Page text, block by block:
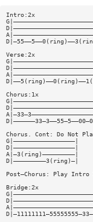
Intro:2x
Verse:2x
Chorus:1x
Chorus. Cont: Do Not
G|—————————————————|
D|—————————————————|
A|—3(ring)—————————|
D|—————————3(ring)—|
Post—Chorus: Play Intro
Bridge:2x